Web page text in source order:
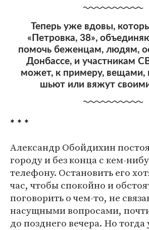
Теперь уже вдовы,
«Петровка, 38»,
помочь беженцам, людям,
Донбассе, и участникам
может, к примеру, вещами,
шьют или вяжут
* * *
Александр Обойдихин
городу и без конца с кем-
телефону. Остановить его
час, чтобы спокойно и
поговорить о чем-то, не
насущными вопросами,
до позднего вечера. Но тогда